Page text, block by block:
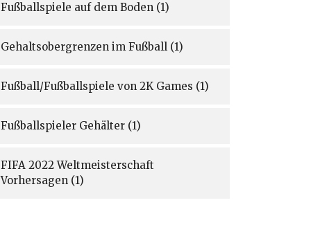
Fußballspiele auf dem Boden (1)
Gehaltsobergrenzen im Fußball (1)
Fußball/Fußballspiele von 2K Games (1)
Fußballspieler Gehälter (1)
FIFA 2022 Weltmeisterschaft
Vorhersagen (1)